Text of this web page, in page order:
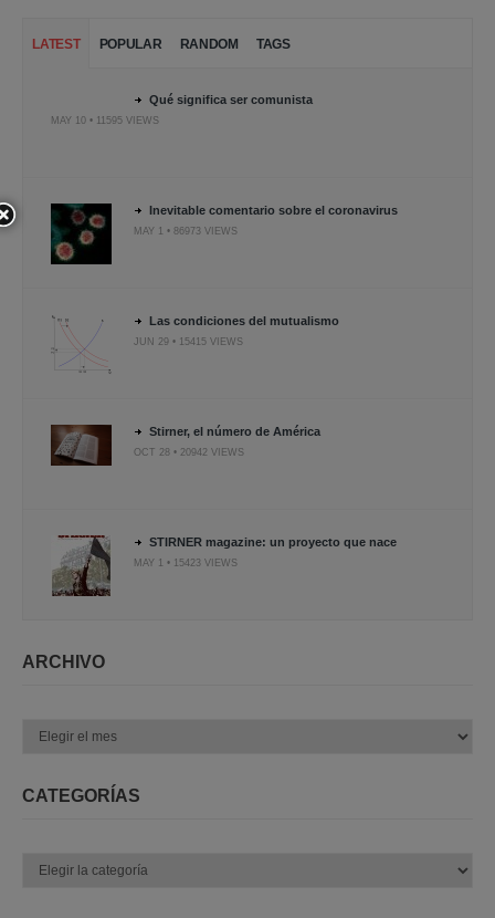
LATEST POPULAR RANDOM TAGS
Qué significa ser comunista
MAY 10 • 11595 VIEWS
Inevitable comentario sobre el coronavirus
MAY 1 • 86973 VIEWS
Las condiciones del mutualismo
JUN 29 • 15415 VIEWS
Stirner, el número de América
OCT 28 • 20942 VIEWS
STIRNER magazine: un proyecto que nace
MAY 1 • 15423 VIEWS
ARCHIVO
CATEGORÍAS